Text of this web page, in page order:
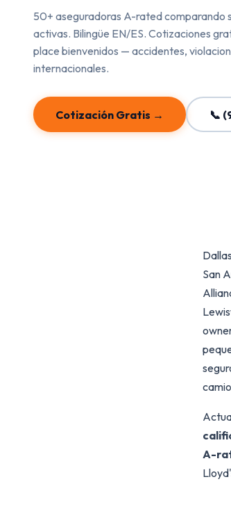
50+ aseguradoras A-rated comparando
activas. Bilingüe EN/ES. Cotizaciones
place bienvenidos — accidentes,
internacionales.
Cotización Gratis → 📞
San
A-